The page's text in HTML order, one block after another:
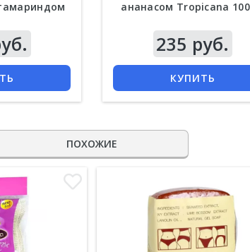
ананасом Tropicana 100
235 руб.
КУПИТЬ
ПОХОЖИЕ